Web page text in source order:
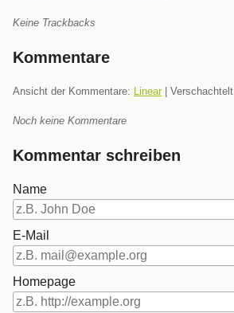
Keine Trackbacks
Kommentare
Ansicht der Kommentare: Linear| Verschachtelt
Noch keine Kommentare
Kommentar schreiben
Name
E-Mail
Homepage